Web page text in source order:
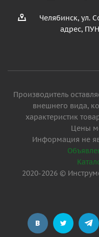
Челябинск, ул.
адрес,
Производитель
внешнего вида,
характеристик
Цены
Информация не
2020-2026 ©